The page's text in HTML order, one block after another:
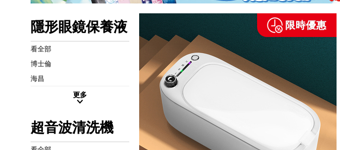
隱形眼鏡保養液
看全部
博士倫
海昌
更多
超音波清洗機